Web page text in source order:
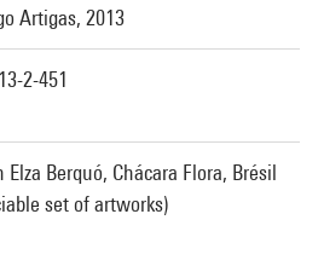
Artigas, 2013
2-451
Elza Berquó, Chácara Flora, Brésil
set of artworks)